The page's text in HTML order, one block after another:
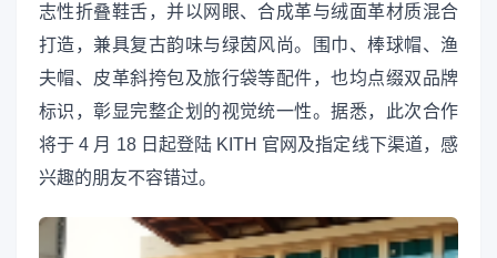
志性折叠鞋舌，并以网眼、合成革与绒面革材质混合
打造，兼具复古韵味与绿茵风尚。围巾、棒球帽、渔
夫帽、皮革斜挎包及旅行袋等配件，也均点缀双品牌
标识，彰显完整企划的视觉统一性。据悉，此次合作
将于 4 月 18 日起登陆 KITH 官网及指定线下渠道，感
兴趣的朋友不容错过。